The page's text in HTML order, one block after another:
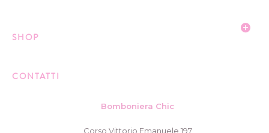
SHOP
CONTATTI
Bomboniera Chic
Corso Vittorio Emanuele 197